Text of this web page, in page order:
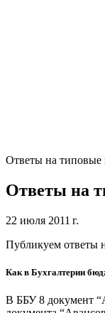
Ответы на типовые
Ответы на
22 июля 2011 г.
Публикуем ответы
Как в Бухгалтерии
В ББУ 8 документ